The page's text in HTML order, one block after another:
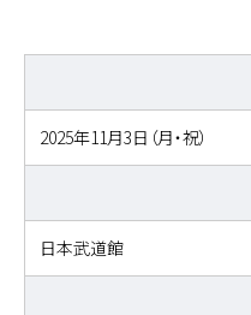
2025年11月3日（月・祝）
日本武道館